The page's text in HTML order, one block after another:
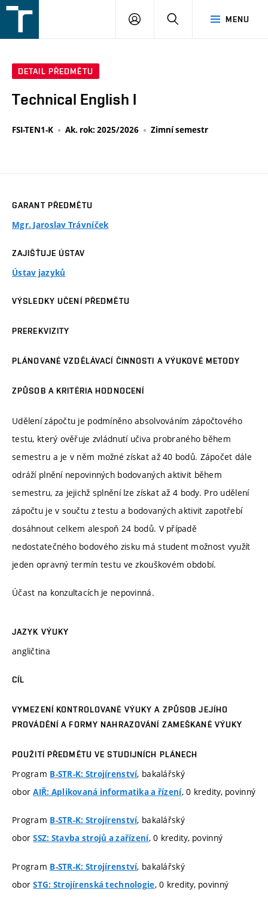
v
MENU
PŘIHLÁŠENÍ
DETAIL PŘEDMĚTU
Technical English I
FSI-TEN1-K Ak. rok: 2025/2026 Zimní semestr
GARANT PŘEDMĚTU
Mgr. Jaroslav Trávníček
ZAJIŠŤUJE ÚSTAV
Ústav jazyků
VÝSLEDKY UČENÍ PŘEDMĚTU
PREREKVIZITY
PLÁNOVANÉ VZDĚLÁVACÍ ČINNOSTI A VÝUKOVÉ METODY
ZPŮSOB A KRITÉRIA HODNOCENÍ
Udělení zápočtu je podmíněno absolvováním zápočtového
testu, který ověřuje zvládnutí učiva probraného během
semestru a je v něm možné získat až 40 bodů. Zápočet dále
odráží plnění nepovinných bodovaných aktivit během
semestru, za jejichž splnění lze získat až 4 body. Pro udělení
zápočtu je v součtu z testu a bodovaných aktivit zapotřebí
dosáhnout celkem alespoň 24 bodů. V případě
nedostatečného bodového zisku má student možnost využít
jeden opravný termín testu ve zkouškovém období.
Účast na konzultacích je nepovinná.
JAZYK VÝUKY
angličtina
CÍL
VYMEZENÍ KONTROLOVANÉ VÝUKY A ZPŮSOB JEJÍHO
PROVÁDĚNÍ A FORMY NAHRAZOVÁNÍ ZAMEŠKANÉ VÝUKY
POUŽITÍ PŘEDMĚTU VE STUDIJNÍCH PLÁNECH
Program B-STR-K: Strojírenství, bakalářský
oborAIŘ: Aplikovaná informatika a řízení, 0 kredity, povinný
Program B-STR-K: Strojírenství, bakalářský
oborSSZ: Stavba strojů a zařízení, 0 kredity, povinný
Program B-STR-K: Strojírenství, bakalářský
oborSTG: Strojírenská technologie, 0 kredity, povinný